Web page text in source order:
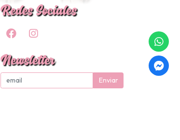
Redes Sociales
Newsletter
Enviar